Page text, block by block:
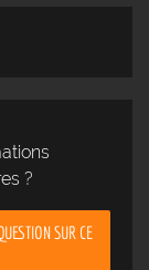
?
SUR CE